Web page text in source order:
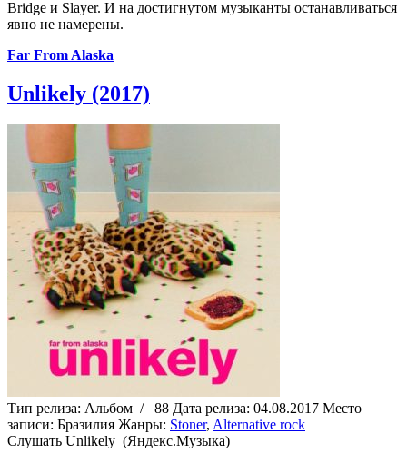
Bridge и Slayer. И на достигнутом музыканты останавливаться
явно не намерены.
Far From Alaska
Unlikely (2017)
Тип релиза: Альбом / 88 Дата релиза: 04.08.2017 Место
записи: Бразилия Жанры: Stoner, Alternative rock
Cлушать Unlikely (Яндекс.Музыка)